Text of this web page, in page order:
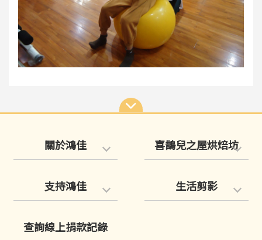
關於鴻佳 喜鵲兒之屋烘焙坊
支持鴻佳 生活剪影
查詢線上捐款記錄